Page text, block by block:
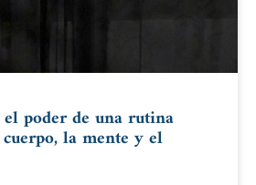
poder de una rutina
la mente y el